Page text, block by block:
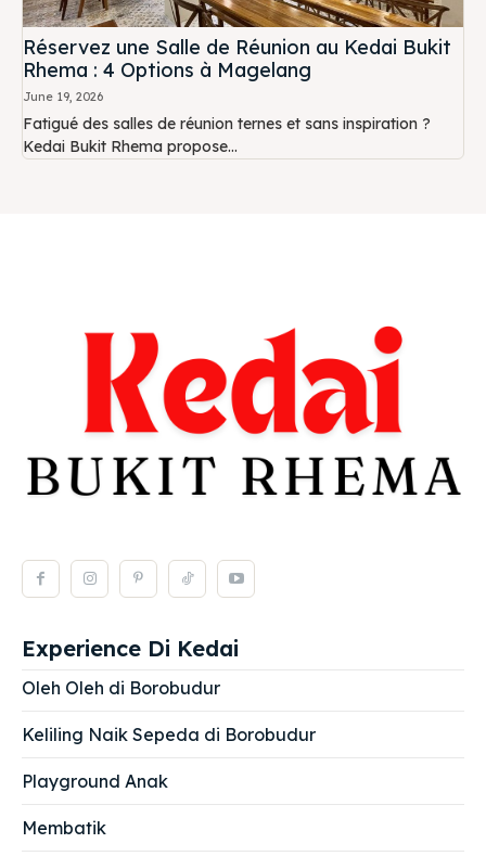
Réservez une Salle de Réunion au Kedai Bukit
Rhema : 4 Options à Magelang
June 19, 2026
Fatigué des salles de réunion ternes et sans inspiration ?
Kedai Bukit Rhema propose...
Experience Di Kedai
Oleh Oleh di Borobudur
Keliling Naik Sepeda di Borobudur
Playground Anak
Membatik